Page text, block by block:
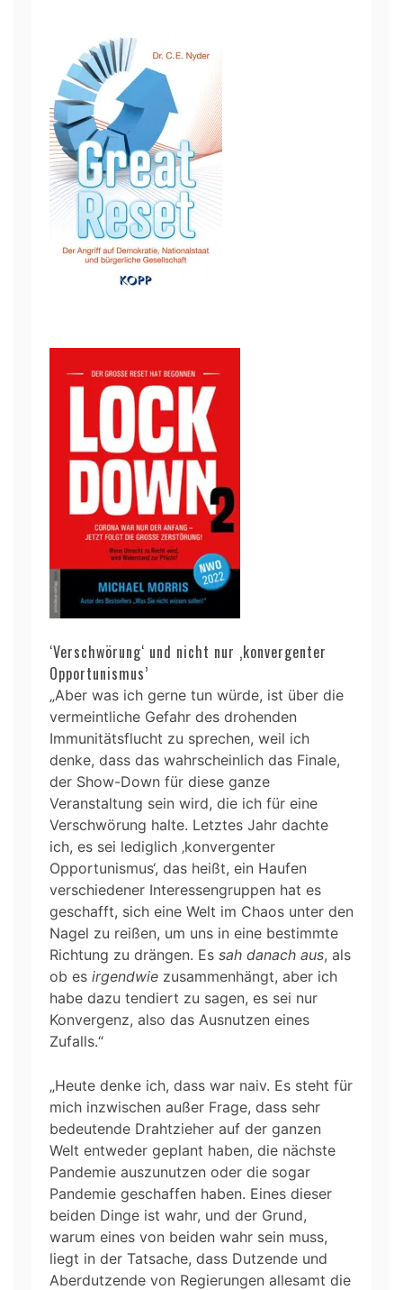
‘Verschwörung‘ und nicht nur ‚konvergenter
Opportunismus’
„Aber was ich gerne tun würde, ist über die
vermeintliche Gefahr des drohenden
Immunitätsflucht zu sprechen, weil ich
denke, dass das wahrscheinlich das Finale,
der Show-Down für diese ganze
Veranstaltung sein wird, die ich für eine
Verschwörung halte. Letztes Jahr dachte
ich, es sei lediglich ‚konvergenter
Opportunismus‘, das heißt, ein Haufen
verschiedener Interessengruppen hat es
geschafft, sich eine Welt im Chaos unter den
Nagel zu reißen, um uns in eine bestimmte
Richtung zu drängen. Es sah danach aus, als
ob es irgendwie zusammenhängt, aber ich
habe dazu tendiert zu sagen, es sei nur
Konvergenz, also das Ausnutzen eines
Zufalls.“
„Heute denke ich, dass war naiv. Es steht für
mich inzwischen außer Frage, dass sehr
bedeutende Drahtzieher auf der ganzen
Welt entweder geplant haben, die nächste
Pandemie auszunutzen oder die sogar
Pandemie geschaffen haben. Eines dieser
beiden Dinge ist wahr, und der Grund,
warum eines von beiden wahr sein muss,
liegt in der Tatsache, dass Dutzende und
Aberdutzende von Regierungen allesamt die